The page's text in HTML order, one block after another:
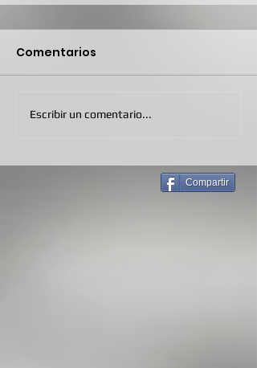
Comentarios
Escribir un comentario...
Compartir